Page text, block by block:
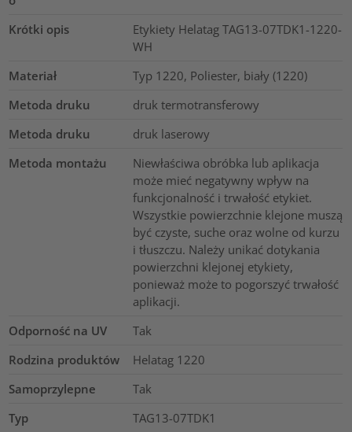
Krótki opis
Etykiety Helatag TAG13-07TDK1-1220-
WH
Materiał
Typ 1220, Poliester, biały (1220)
Metoda druku
druk termotransferowy
Metoda druku
druk laserowy
Metoda montażu
Niewłaściwa obróbka lub aplikacja
może mieć negatywny wpływ na
funkcjonalność i trwałość etykiet.
Wszystkie powierzchnie klejone muszą
być czyste, suche oraz wolne od kurzu
i tłuszczu. Należy unikać dotykania
powierzchni klejonej etykiety,
ponieważ może to pogorszyć trwałość
aplikacji.
Odporność na UV
Tak
Rodzina produktów
Helatag 1220
Samoprzylepne
Tak
Typ
TAG13-07TDK1